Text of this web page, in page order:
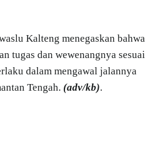
Kalteng menegaskan bahwa
tugas dan wewenangnya sesuai
dalam mengawal jalannya
Tengah. (adv/kb).